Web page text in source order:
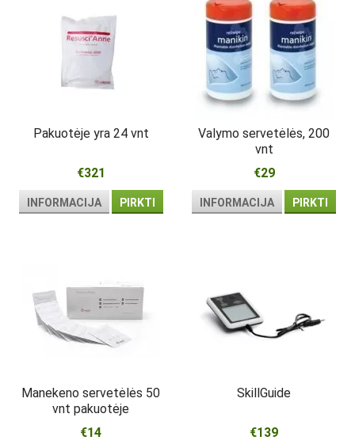
Pakuotėje yra 24 vnt
€321
INFORMACIJA PIRKTI
Valymo servetėlės, 200
vnt
€29
INFORMACIJA PIRKTI
Manekeno servetėlės 50
vnt pakuotėje
€14
SkillGuide
€139